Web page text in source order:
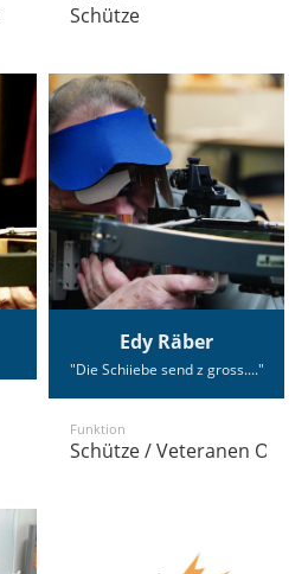
Schütze
Edy Räber
"Die Schiiebe send z gross...."
Funktion
Schütze / Veteranen